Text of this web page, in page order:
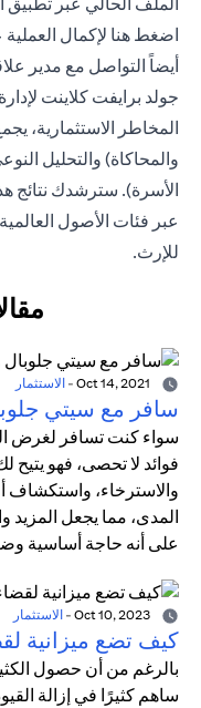
اضغط هنا لإكمال
أيضاً التواصل مع مدير
جولد برايفت كلاينت
المخاطر الاستثمارية،
والمحاكاة) والتحليل
الأسرة). سترشدك نتائج
عبر فئات الأصول
للإرث.
- الاستثمار
سافر مع سيتي
سواء كنت تسافر لغرض
فوائد لا تحصى، فهو يتيح
والاسترخاء، واستكشاف
المدى، مما يجعل المزيد
على أنه حاجة أساسية
- الاستثمار
كيف تضع ميزانية
ساهم كثيرًا في إزالة